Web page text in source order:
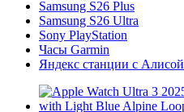
Samsung S26 Plus
Samsung S26 Ultra
Sony PlayStation
Часы Garmin
Яндекс станции с Алисой